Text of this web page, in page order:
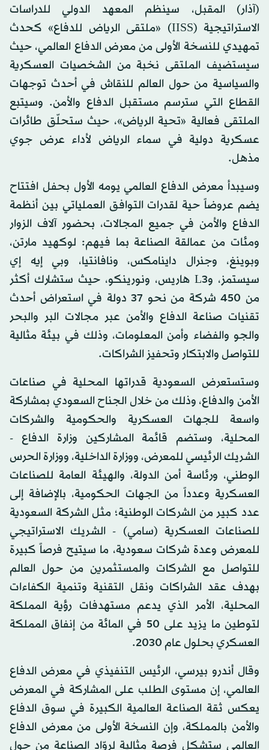
(آذار) المقبل، سينظم المعهد الدولي للدراسات
الاستراتيجية (IISS) «ملتقى الرياض للدفاع» كحدث
تمهيدي للنسخة الأولى من معرض الدفاع العالمي، حيث
سيستضيف الملتقى نخبة من الشخصيات العسكرية
والسياسية من حول العالم للنقاش في أحدث توجهات
القطاع التي سترسم مستقبل الدفاع والأمن. وسيتبع
الملتقى فعالية «تحية الرياض»، حيث ستحلّق طائرات
عسكرية دولية في سماء الرياض لأداء عرض جوي
مذهل.
وسيبدأ معرض الدفاع العالمي يومه الأول بحفل افتتاح
يضم عروضاً حية لقدرات التوافق العملياتي بين أنظمة
الدفاع والأمن في جميع المجالات، بحضور آلاف الزوار
ومئات من عمالقة الصناعة بما فيهم: لوكهيد مارتن،
وبوينغ، وجنرال داينامكس، ونافانتيا، وبي إيه إي
سيستمز، وL3 هاريس، ونورينكو، حيث ستشارك أكثر
من 450 شركة من نحو 37 دولة في استعراض أحدث
تقنيات صناعة الدفاع والأمن عبر مجالات البر والبحر
والجو والفضاء وأمن المعلومات، وذلك في بيئة مثالية
للتواصل والابتكار وتحفيز الشراكات.
وستستعرض السعودية قدراتها المحلية في صناعات
الأمن والدفاع، وذلك من خلال الجناح السعودي بمشاركة
واسعة للجهات العسكرية والحكومية والشركات
المحلية، وستضم قائمة المشاركين وزارة الدفاع -
الشريك الرئيسي للمعرض، ووزارة الداخلية، ووزارة الحرس
الوطني، ورئاسة أمن الدولة، والهيئة العامة للصناعات
العسكرية وعدداً من الجهات الحكومية، بالإضافة إلى
عدد كبير من الشركات الوطنية؛ مثل الشركة السعودية
للصناعات العسكرية (سامي) - الشريك الاستراتيجي
للمعرض وعدة شركات سعودية، ما سيتيح فرصاً كبيرة
للتواصل مع الشركات والمستثمرين من حول العالم
بهدف عقد الشراكات ونقل التقنية وتنمية الكفاءات
المحلية، الأمر الذي يدعم مستهدفات رؤية المملكة
لتوطين ما يزيد على 50 في المائة من إنفاق المملكة
العسكري بحلول عام 2030.
وقال أندرو بيرسي، الرئيس التنفيذي في معرض الدفاع
العالمي، إن مستوى الطلب على المشاركة في المعرض
يعكس ثقة الصناعة العالمية الكبيرة في سوق الدفاع
والأمن بالمملكة، وإن النسخة الأولى من معرض الدفاع
العالمي ستشكل فرصة مثالية لروّاد الصناعة من حول